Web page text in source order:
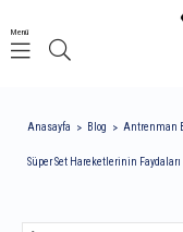
Menü
Anasayfa Blog Antrenman
Süper Set Hareketlerinin